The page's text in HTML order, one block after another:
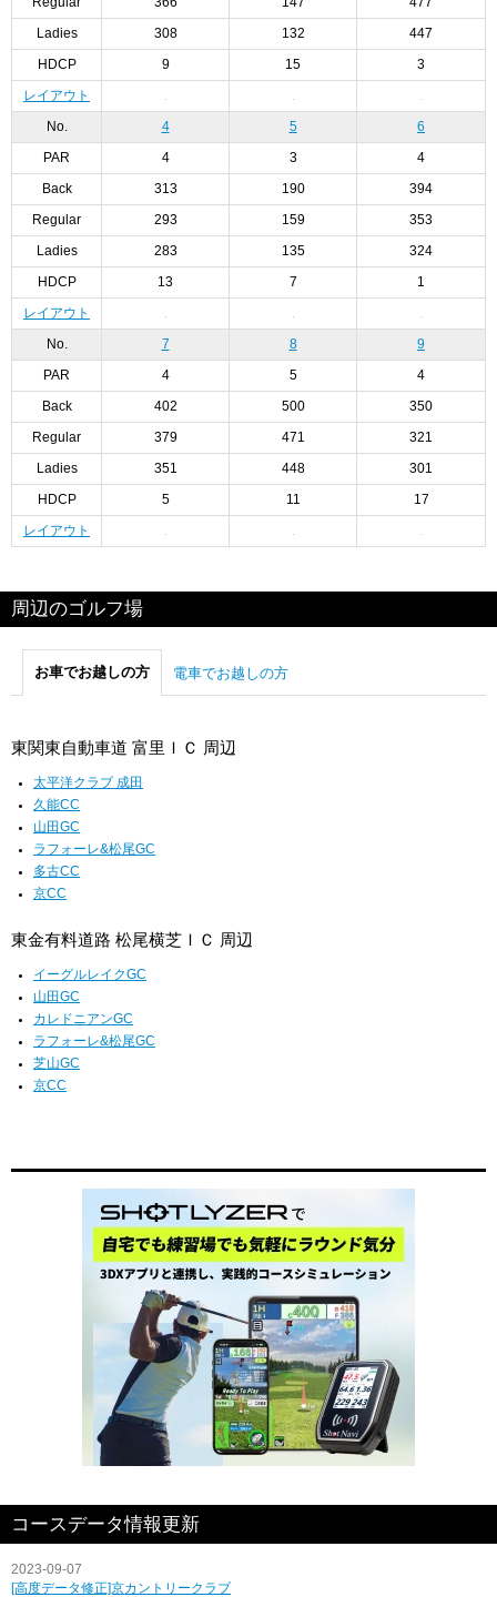
Ladies 308 132 447
HDCP 9 15 3
レイアウト
No. 4 5 6
PAR 4 3 4
Back 313 190 394
Regular 293 159 353
Ladies 283 135 324
HDCP 13 7 1
レイアウト
No. 7 8 9
PAR 4 5 4
Back 402 500 350
Regular 379 471 321
Ladies 351 448 301
HDCP 5 11 17
レイアウト
周辺のゴルフ場
お車でお越しの方 電車でお越しの方
東関東自動車道 富里ＩＣ 周辺
太平洋クラブ 成田
久能CC
山田GC
ラフォーレ&松尾GC
多古CC
京CC
東金有料道路 松尾横芝ＩＣ 周辺
イーグルレイクGC
山田GC
カレドニアンGC
ラフォーレ&松尾GC
芝山GC
京CC
コースデータ情報更新
2023-09-07
[高度データ修正]京カントリークラブ